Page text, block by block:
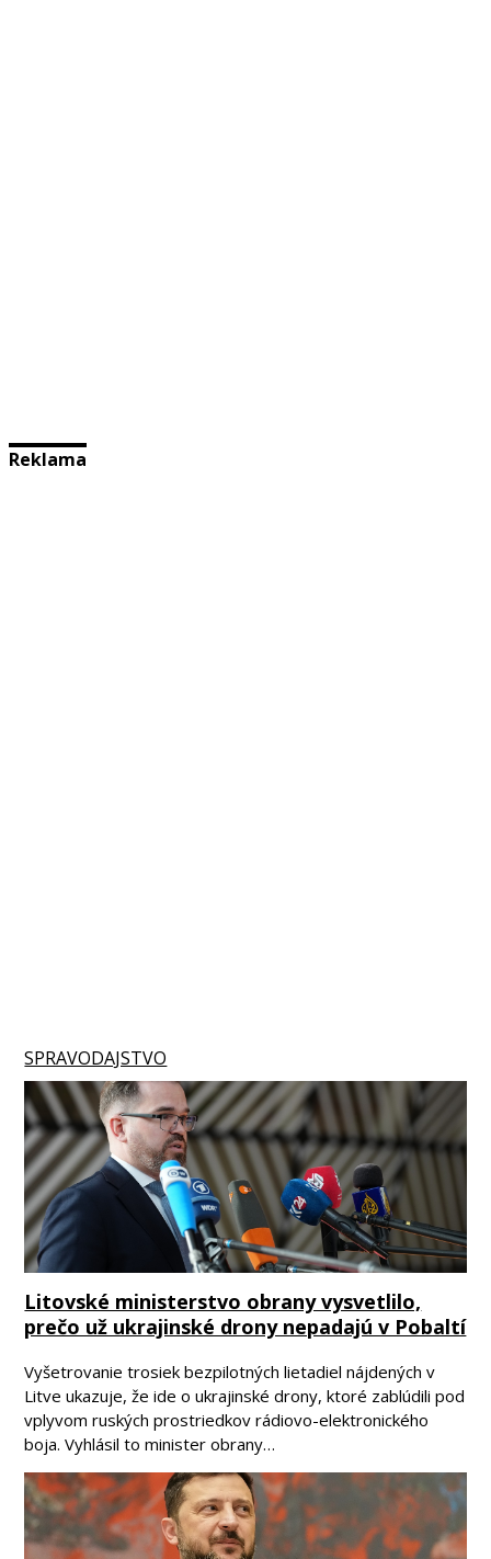
Reklama
SPRAVODAJSTVO
Litovské ministerstvo obrany vysvetlilo,
prečo už ukrajinské drony nepadajú v Pobaltí
Vyšetrovanie trosiek bezpilotných lietadiel nájdených v
Litve ukazuje, že ide o ukrajinské drony, ktoré zablúdili pod
vplyvom ruských prostriedkov rádiovo-elektronického
boja. Vyhlásil to minister obrany…